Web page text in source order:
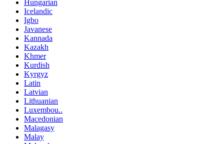
Hungarian
Icelandic
Igbo
Javanese
Kannada
Kazakh
Khmer
Kurdish
Kyrgyz
Latin
Latvian
Lithuanian
Luxembou..
Macedonian
Malagasy
Malay